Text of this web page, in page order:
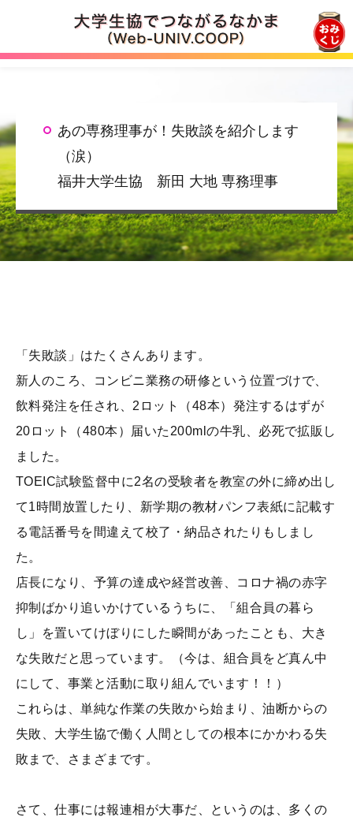
あの専務理事が！失敗談を紹介します
（涙）
福井大学生協 新田 大地 専務理事
「失敗談」はたくさんあります。
新人のころ、コンビニ業務の研修という位置づけで、
飲料発注を任され、2ロット（48本）発注するはずが
20ロット（480本）届いた200mlの牛乳、必死で拡販し
ました。
TOEIC試験監督中に2名の受験者を教室の外に締め出し
て1時間放置したり、新学期の教材パンフ表紙に記載す
る電話番号を間違えて校了・納品されたりもしまし
た。
店長になり、予算の達成や経営改善、コロナ禍の赤字
抑制ばかり追いかけているうちに、「組合員の暮ら
し」を置いてけぼりにした瞬間があったことも、大き
な失敗だと思っています。（今は、組合員をど真ん中
にして、事業と活動に取り組んでいます！！）
これらは、単純な作業の失敗から始まり、油断からの
失敗、大学生協で働く人間としての根本にかかわる失
敗まで、さまざまです。
さて、仕事には報連相が大事だ、というのは、多くの